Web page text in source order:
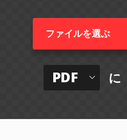
ファイルを選ぶ
PDF に